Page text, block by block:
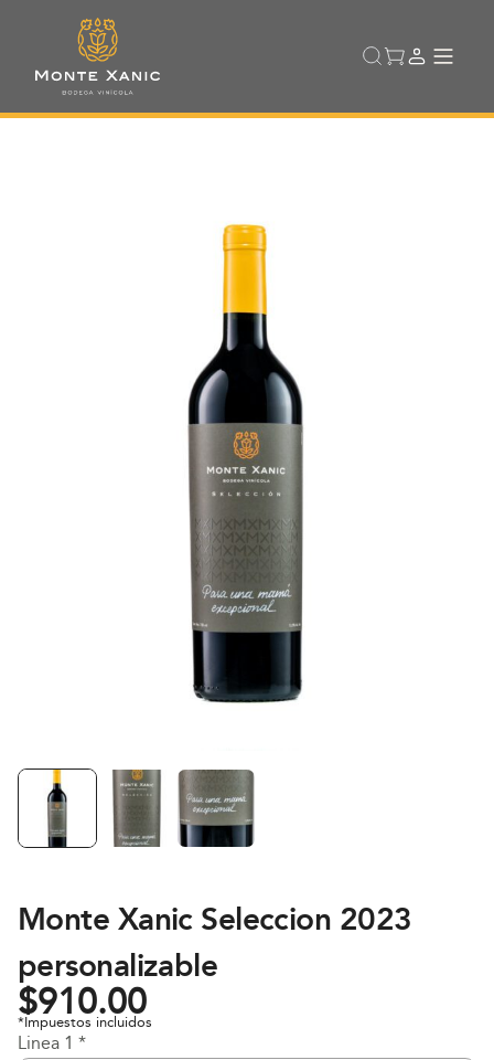
Monte Xanic Seleccion 2023
personalizable
$910.00
*Impuestos incluidos
Linea 1 *